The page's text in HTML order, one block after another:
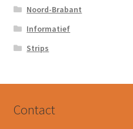
Noord-Brabant
Informatief
Strips
Contact